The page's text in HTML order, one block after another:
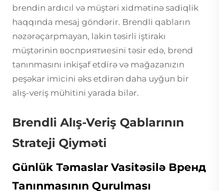
brendin ardıcıl və müştəri xidmətinə sadiqlik
haqqında mesaj göndərir. Brendli qabların
nəzərəçarpmayan, lakin təsirli iştirakı
müştərinin восприятиеsini təsir edə, brend
tanınmasını inkişaf etdirə və mağazanızın
peşəkar imicini əks etdirən daha uyğun bir
alış-veriş mühitini yarada bilər.
Brendli Alış-Veriş Qablarının
Strateji Qiyməti
Günlük Təmaslar Vasitəsilə Bренд
Tanınmasının Qurulması